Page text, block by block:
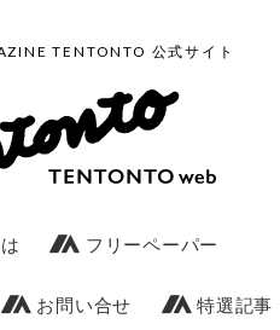
TENTONTO 公式サイト
フリーペーパー
お問い合せ 特選記事